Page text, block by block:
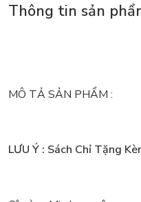
Thông tin sản
MÔ TẢ SẢN PHẨM :
LƯU Ý : Sách Chỉ Tặng